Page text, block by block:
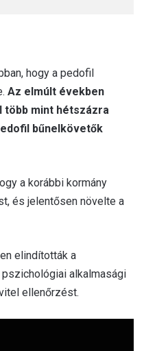
hogy a pedofil
Az elmúlt években
több mint hétszázra
bűnelkövetők
a korábbi kormány
és jelentősen növelte a
elindították a
alkalmasági
ellenőrzést.